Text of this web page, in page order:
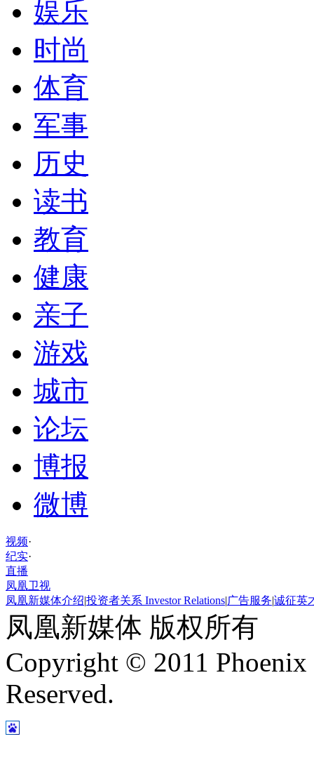
娱乐
时尚
体育
军事
历史
读书
教育
健康
亲子
游戏
城市
论坛
博报
微博
视频·
纪实·
直播
凤凰卫视
凤凰新媒体介绍|投资者关系 Investor Relations|广告服务|诚征英
凤凰新媒体 版权所有
Copyright © 2011
Reserved.